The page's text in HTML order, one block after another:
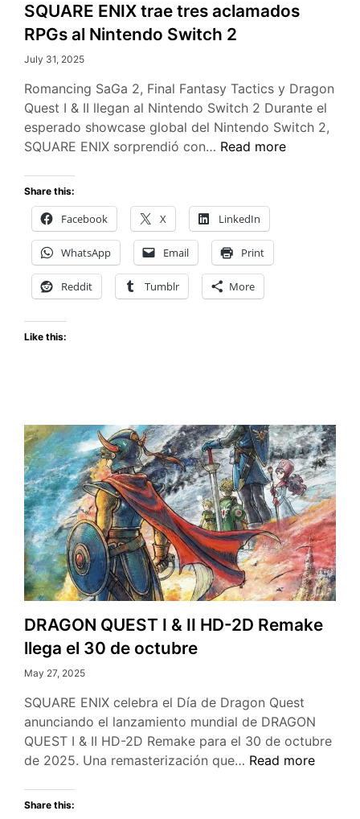
SQUARE ENIX trae tres aclamados
RPGs al Nintendo Switch 2
July 31, 2025
Romancing SaGa 2, Final Fantasy Tactics y Dragon
Quest I & II llegan al Nintendo Switch 2 Durante el
esperado showcase global del Nintendo Switch 2,
SQUARE ENIX sorprendió con… SQUARE
tres
aclamados
RPGs
al
Nintendo
Switch
Read more
Share this:
Facebook X LinkedIn
WhatsApp Email Print
Reddit Tumblr More
Like this:
DRAGON QUEST I & II HD-2D Remake
llega el 30 de octubre
May 27, 2025
SQUARE ENIX celebra el Día de Dragon Quest
anunciando el lanzamiento mundial de DRAGON
QUEST I & II HD-2D Remake para el 30 de octubre
de 2025. Una remasterización que… DRAGON
Read more
Share this: